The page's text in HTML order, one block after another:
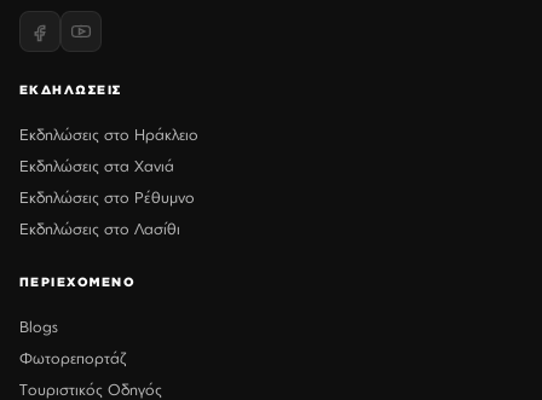
ΕΚΔΗΛΩΣΕΙΣ
Εκδηλώσεις στο Ηράκλειο
Εκδηλώσεις στα Χανιά
Εκδηλώσεις στο Ρέθυμνο
Εκδηλώσεις στο Λασίθι
ΠΕΡΙΕΧΟΜΕΝΟ
Blogs
Φωτορεπορτάζ
Τουριστικός Οδηγός